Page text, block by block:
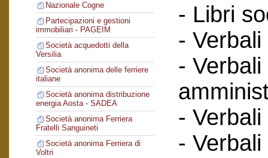
Nazionale Cogne
Partecipazioni e gestioni
immobiliari - PAGEIM
Società acquedotti della
Versilia
Società anonima delle ferriere
italiane
Società anonima distribuzione
energia Aosta - SADEA
Società anonima Ferriera
Fratelli Sanguineti
Società anonima Ferriera di
Voltri
- Libri
-
-
-
-